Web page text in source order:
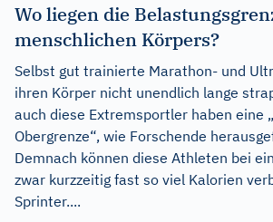
Wo liegen die
menschlichen Körpers?
Selbst gut trainierte Marathon- und
ihren Körper nicht unendlich lange
auch diese Extremsportler haben eine
Obergrenze“, wie Forschende
Demnach können diese Athleten bei
zwar kurzzeitig fast so viel Kalorien
Sprinter....